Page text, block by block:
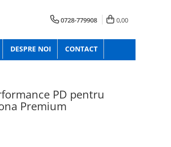
0728-779908 0,00
DESPRE NOI CONTACT
PD pentru
Premium